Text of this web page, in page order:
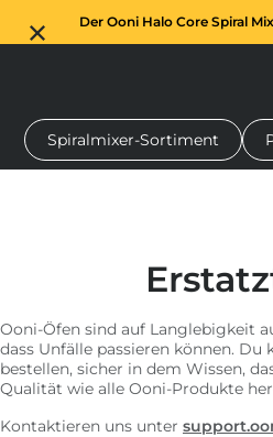
Der Ooni Halo Core Spiral
Pizzaofen Teigmischer
Spiralmixer-Sortiment
Ooni-Öfen sind auf Langlebigkeit
dass Unfälle passieren können. Du
bestellen, sicher in dem Wissen,
Qualität wie alle Ooni-Produkte
Kontaktieren uns unter